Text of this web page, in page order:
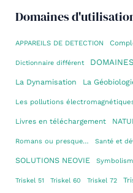
Domaines
APPAREILS DE DETECTION
Dictionnaire différent
La Dynamisation La
Les pollutions
Livres en téléchargement
Romans ou presque… Santé et
SOLUTIONS NEOVIE
Triskel 51 Triskel 60 Triskel 72